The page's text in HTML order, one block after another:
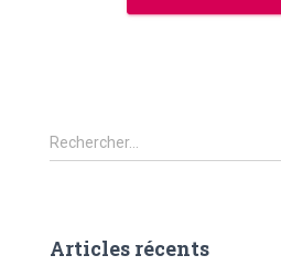
R
e
r
Rechercher…
Articles récents